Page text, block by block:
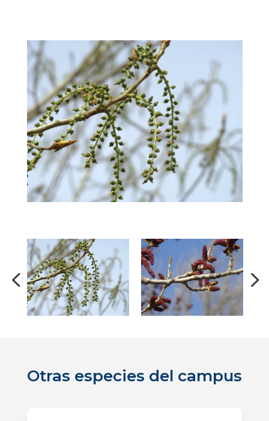
Otras especies del campus